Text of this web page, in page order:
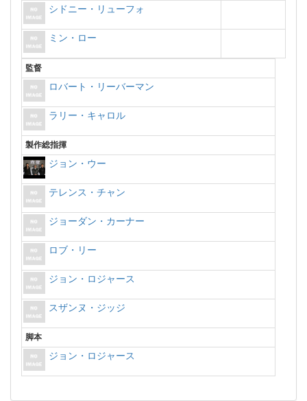
シドニー・リューフォ
ミン・ロー
監督
ロバート・リーバーマン
ラリー・キャロル
製作総指揮
ジョン・ウー
テレンス・チャン
ジョーダン・カーナー
ロブ・リー
ジョン・ロジャース
スザンヌ・ジッジ
脚本
ジョン・ロジャース